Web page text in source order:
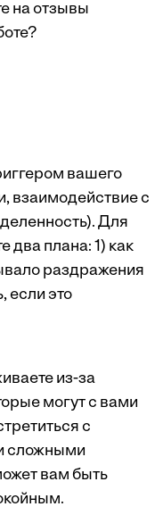
на отзывы
вашего
взаимодействие с
Для
два плана: 1) как
раздражения
если это
из-за
могут с вами
с
сложными
вам быть